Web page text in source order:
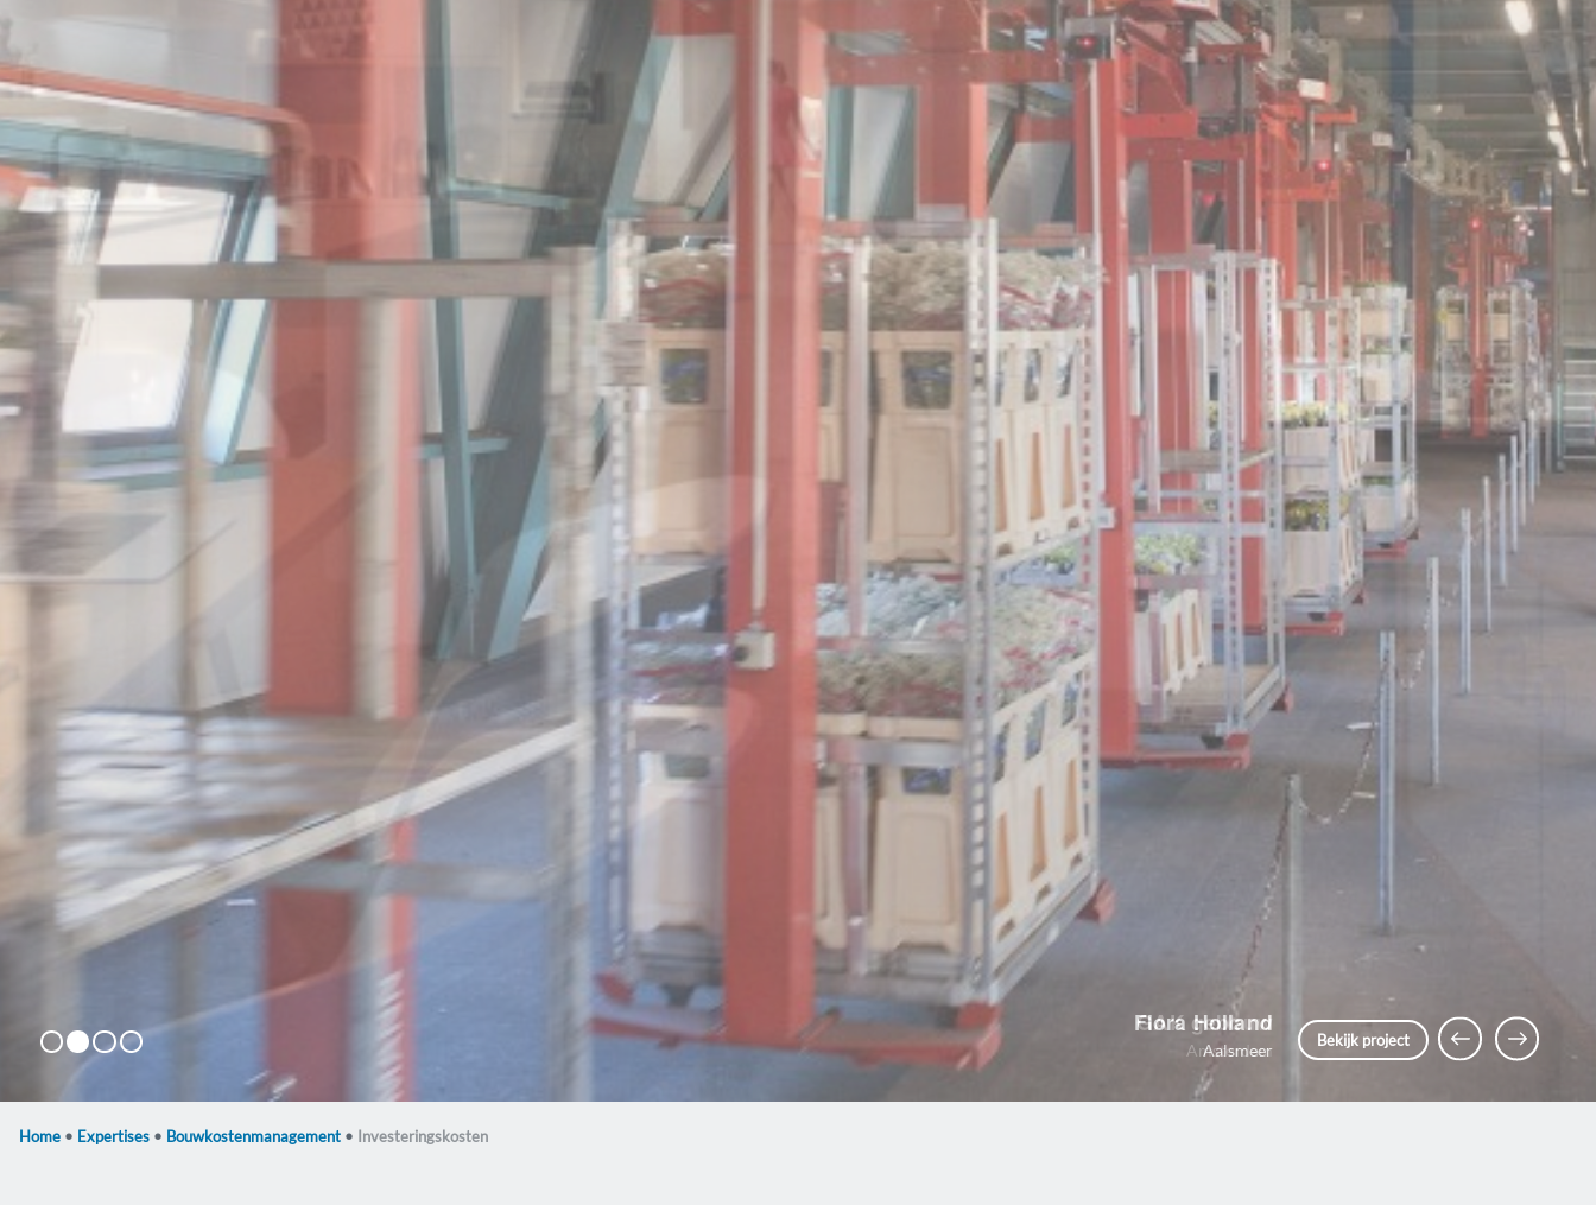
Vorige Volgende
Bekijk project
Flora Holland
Aalsmeer
Flora Holland
GAK gebouw
Faculteit Wiskunde en Natuurwetenschappen
IJDock
Home • Expertises • Bouwkostenmanagement • Investeringskosten